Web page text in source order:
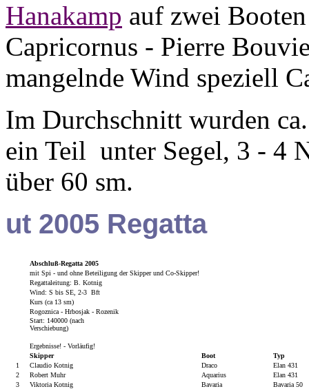
Hanakamp auf zwei
Capricornus - Pierre
mangelnde Wind speziell
Im Durchschnitt wurden
ein Teil unter Segel, 3 - 4
über 60 sm.
ut 2005 Regatta
Abschluß-Regatta 2005
mit Spi - und ohne Beteiligung der Skipper und Co-Skipper!
Regattaleitung: B. Kotnig
Wind: S bis SE, 2-3 Bft
Kurs (ca 13 sm)
Rogoznica - Hrbosjak - Rozenik
Start: 140000 (nach
Verschiebung)
Ergebnisse! - Vorläufig!
Skipper
Boot
Typ
1
Claudio Kotnig Draco
Elan 431
2
Robert Muhr Aquarius
Elan 431
3
Viktoria Kotnig Bavaria
Bavaria 50